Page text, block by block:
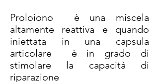
Proloiono è una miscela
altamente reattiva e quando
iniettata in una capsula
articolare è in grado di
stimolare la capacità di
riparazione